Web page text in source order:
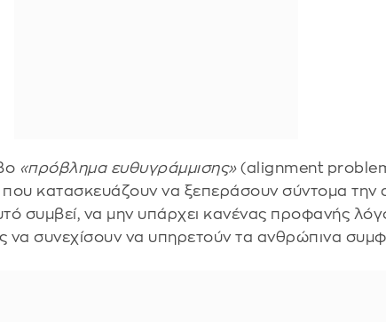
«πρόβλημα ευθυγράμμισης»(alignment
που κατασκευάζουν να ξεπεράσουν σύντομα
συμβεί, να μην υπάρχει κανένας προφανής
να συνεχίσουν να υπηρετούν τα ανθρώπινα